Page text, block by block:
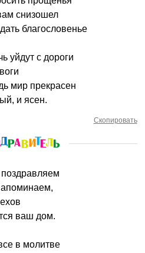
снизошел
благословенье
уйдут с дороги
мир прекрасен
и ясен.
Скопировать
поздравляем
ваш дом.
в молитве